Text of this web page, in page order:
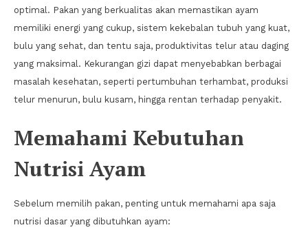
optimal. Pakan yang berkualitas akan memastikan ayam
memiliki energi yang cukup, sistem kekebalan tubuh yang kuat,
bulu yang sehat, dan tentu saja, produktivitas telur atau daging
yang maksimal. Kekurangan gizi dapat menyebabkan berbagai
masalah kesehatan, seperti pertumbuhan terhambat, produksi
telur menurun, bulu kusam, hingga rentan terhadap penyakit.
Memahami Kebutuhan
Nutrisi Ayam
Sebelum memilih pakan, penting untuk memahami apa saja
nutrisi dasar yang dibutuhkan ayam: